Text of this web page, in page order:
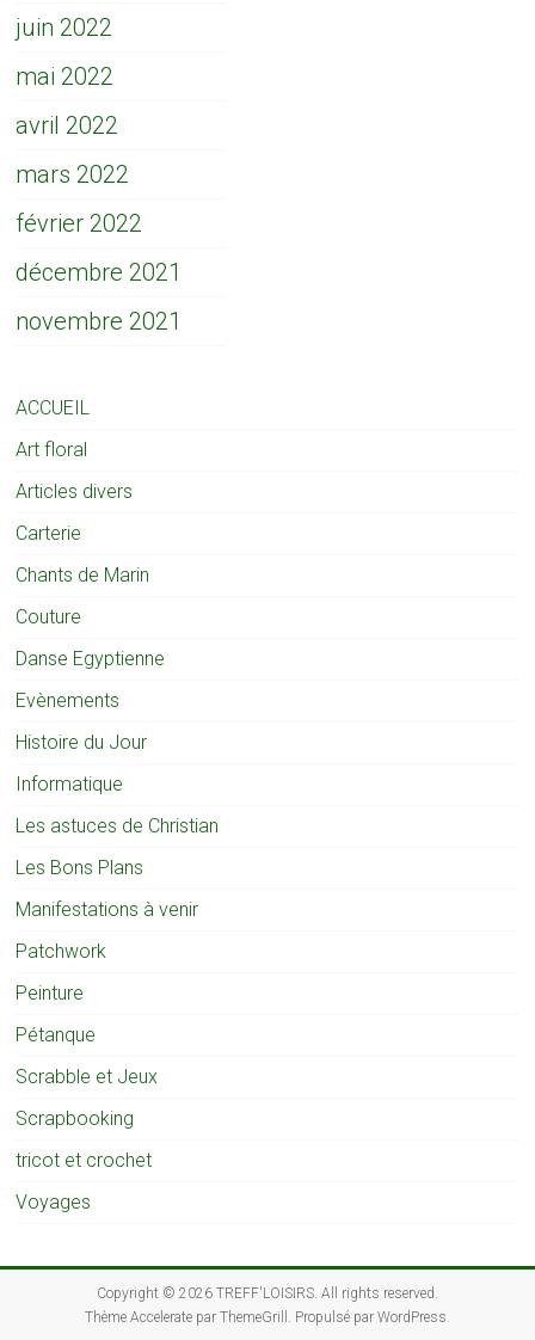
juin 2022
mai 2022
avril 2022
mars 2022
février 2022
décembre 2021
novembre 2021
ACCUEIL
Art floral
Articles divers
Carterie
Chants de Marin
Couture
Danse Egyptienne
Evènements
Histoire du Jour
Informatique
Les astuces de Christian
Les Bons Plans
Manifestations à venir
Patchwork
Peinture
Pétanque
Scrabble et Jeux
Scrapbooking
tricot et crochet
Voyages
Copyright © 2026 TREFF'LOISIRS. All rights reserved.
Thème Acceleratepar ThemeGrill. Propulsé par WordPress.